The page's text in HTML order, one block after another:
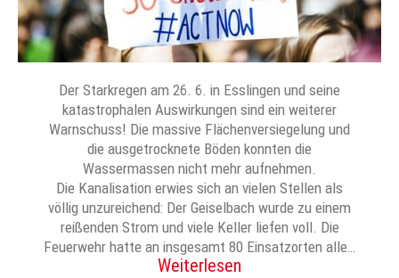
Der Starkregen am 26. 6. in Esslingen und seine
katastrophalen Auswirkungen sind ein weiterer
Warnschuss! Die massive Flächenversiegelung und
die ausgetrocknete Böden konnten die
Wassermassen nicht mehr aufnehmen.
Die Kanalisation erwies sich an vielen Stellen als
völlig unzureichend: Der Geiselbach wurde zu einem
reißenden Strom und viele Keller liefen voll. Die
Feuerwehr hatte an insgesamt 80 Einsatzorten alle…
Weiterlesen